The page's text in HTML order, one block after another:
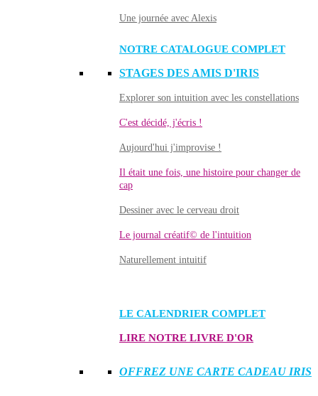
Une journée avec Alexis
NOTRE CATALOGUE COMPLET
STAGES DES AMIS D'IRIS
Explorer son intuition avec les constellations
C'est décidé, j'écris !
Aujourd'hui j'improvise !
Il était une fois, une histoire pour changer de
cap
Dessiner avec le cerveau droit
Le journal créatif© de l'intuition
Naturellement intuitif
LE CALENDRIER COMPLET
LIRE NOTRE LIVRE D'OR
OFFREZ UNE CARTE CADEAU IRIS